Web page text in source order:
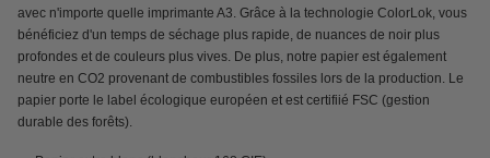
avec n'importe quelle imprimante A3. Grâce à la technologie ColorLok, vous
bénéficiez d'un temps de séchage plus rapide, de nuances de noir plus
profondes et de couleurs plus vives. De plus, notre papier est également
neutre en CO2 provenant de combustibles fossiles lors de la production. Le
papier porte le label écologique européen et est certifiié FSC (gestion
durable des forêts).